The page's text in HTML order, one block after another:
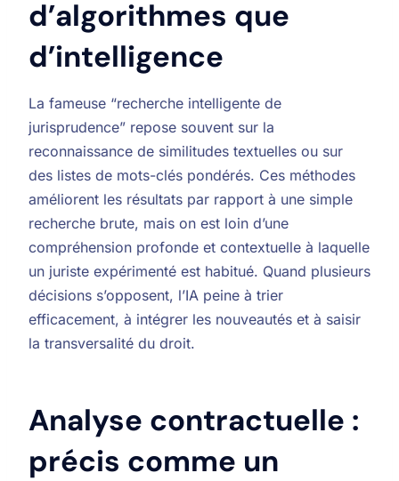
d’algorithmes que
d’intelligence
La fameuse “recherche intelligente de
jurisprudence” repose souvent sur la
reconnaissance de similitudes textuelles ou sur
des listes de mots-clés pondérés. Ces méthodes
améliorent les résultats par rapport à une simple
recherche brute, mais on est loin d’une
compréhension profonde et contextuelle à laquelle
un juriste expérimenté est habitué. Quand plusieurs
décisions s’opposent, l’IA peine à trier
efficacement, à intégrer les nouveautés et à saisir
la transversalité du droit.
Analyse contractuelle :
précis comme un